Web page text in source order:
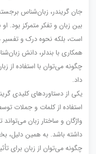
جان گریندر، زبان‌شناس
بین زبان و تفکر متمرکز بود. او
است، بلکه نحوه درک و تفسیر
همکاری با بندلر، دانش
چگونه می‌توان با استفاده از
داد.
یکی از دستاوردهای کلیدی
استفاده از کلمات و جملات
واژگان و ساختار زبان می‌تواند
چگونه می‌توان از زبان برای